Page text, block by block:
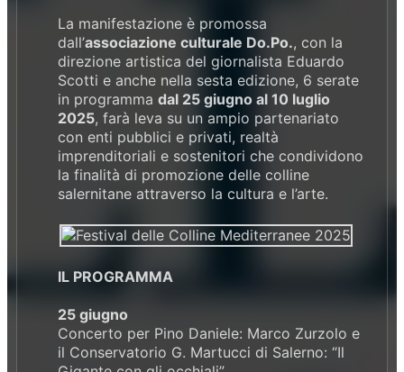
La manifestazione è promossa
dall’associazione culturale Do.Po., con la
direzione artistica del giornalista Eduardo
Scotti e anche nella sesta edizione, 6 serate
in programma dal 25 giugno al 10 luglio
2025, farà leva su un ampio partenariato
con enti pubblici e privati, realtà
imprenditoriali e sostenitori che condividono
la finalità di promozione delle colline
salernitane attraverso la cultura e l’arte.
IL PROGRAMMA
25 giugno
Concerto per Pino Daniele: Marco Zurzolo e
il Conservatorio G. Martucci di Salerno: “Il